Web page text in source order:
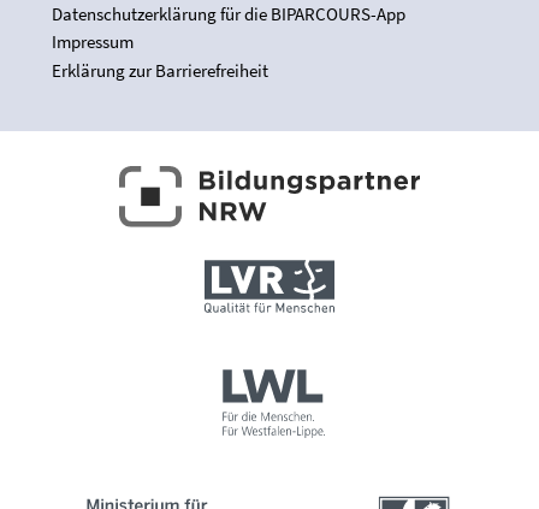
Datenschutzerklärung für die BIPARCOURS-App
Impressum
Erklärung zur Barrierefreiheit